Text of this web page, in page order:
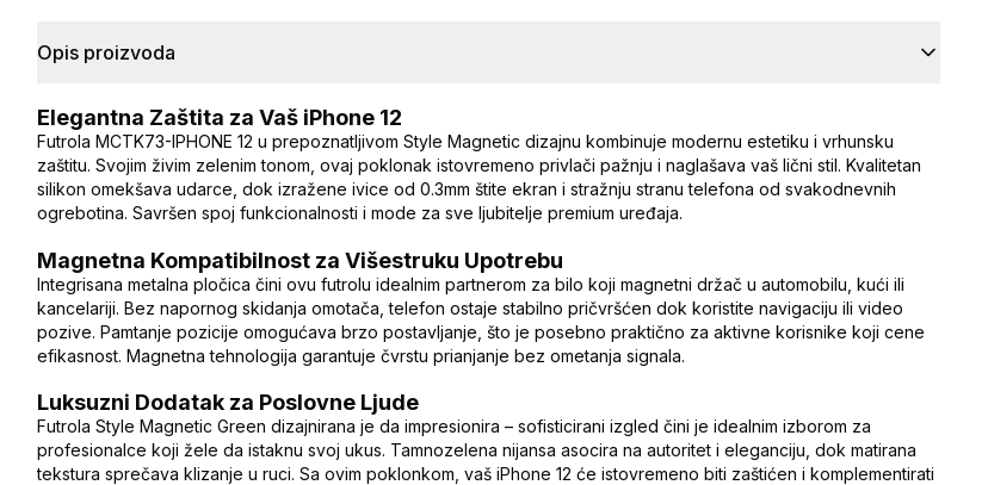
Opis proizvoda
Elegantna Zaštita za Vaš iPhone 12
Futrola MCTK73-IPHONE 12 u prepoznatljivom Style Magnetic dizajnu kombinuje modernu estetiku i vrhunsku
zaštitu. Svojim živim zelenim tonom, ovaj poklonak istovremeno privlači pažnju i naglašava vaš lični stil. Kvalitetan
silikon omekšava udarce, dok izražene ivice od 0.3mm štite ekran i stražnju stranu telefona od svakodnevnih
ogrebotina. Savršen spoj funkcionalnosti i mode za sve ljubitelje premium uređaja.
Magnetna Kompatibilnost za Višestruku Upotrebu
Integrisana metalna pločica čini ovu futrolu idealnim partnerom za bilo koji magnetni držač u automobilu, kući ili
kancelariji. Bez napornog skidanja omotača, telefon ostaje stabilno pričvršćen dok koristite navigaciju ili video
pozive. Pamtanje pozicije omogućava brzo postavljanje, što je posebno praktično za aktivne korisnike koji cene
efikasnost. Magnetna tehnologija garantuje čvrstu prianjanje bez ometanja signala.
Luksuzni Dodatak za Poslovne Ljude
Futrola Style Magnetic Green dizajnirana je da impresionira – sofisticirani izgled čini je idealnim izborom za
profesionalce koji žele da istaknu svoj ukus. Tamnozelena nijansa asocira na autoritet i eleganciju, dok matirana
tekstura sprečava klizanje u ruci. Sa ovim poklonkom, vaš iPhone 12 će istovremeno biti zaštićen i komplementirati